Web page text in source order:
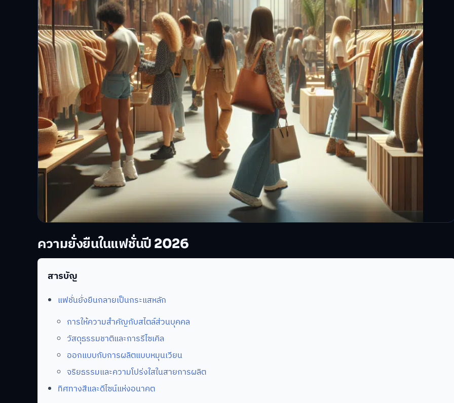
ความยั่งยืนในแฟชั่นปี 2026
สารบัญ
แฟชั่นยั่งยืนกลายเป็นกระแสหลัก
การให้ความสำคัญกับสไตล์ส่วนบุคคล
วัสดุธรรมชาติและการรีไซเคิล
ออกแบบกับการผลิตแบบหมุนเวียน
จริยธรรมและความโปร่งใสในสายการผลิต
ทิศทางสีและดีไซน์แห่งอนาคต